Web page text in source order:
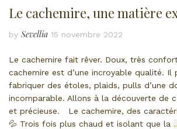
Le cachemire, une matière
by Sevellia 15 novembre 2022
Le cachemire fait rêver. Doux, très
cachemire est d’une incroyable qualité. Il
fabriquer des étoles, plaids, pulls d’une
incomparable. Allons à la découverte de
et précieuse. Le cachemire, des
💦 Trois fois plus chaud et isolant que la